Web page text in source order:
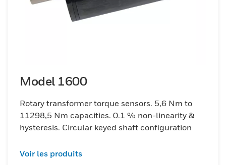
Model 1600
Rotary transformer torque sensors. 5,6 Nm to
11298,5 Nm capacities. 0.1 % non-linearity &
hysteresis. Circular keyed shaft configuration
Voir les produits